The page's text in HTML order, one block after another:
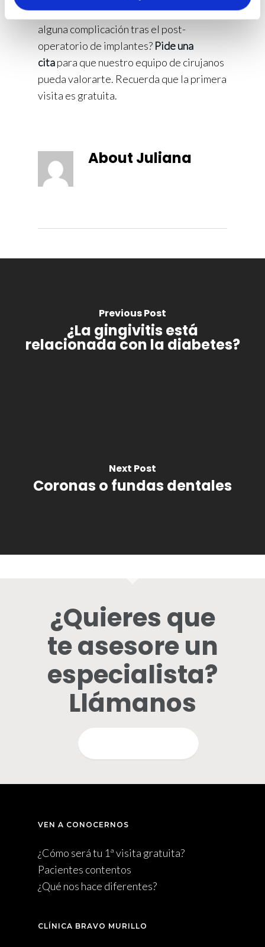
¿Necesitas más información o tienes
alguna complicación tras el post-
operatorio de implantes? Pide una
citapara que nuestro equipo de cirujanos
pueda valorarte. Recuerda que la primera
visita es gratuita.
About Juliana
Previous Post
¿La gingivitis está
relacionada con la diabetes?
Next Post
Coronas o fundas dentales
¿Quieres que
te asesore un
especialista?
Llámanos
VEN A CONOCERNOS
¿Cómo será tu 1ª visita gratuita?
Pacientes contentos
¿Qué nos hace diferentes?
CLÍNICA BRAVO MURILLO